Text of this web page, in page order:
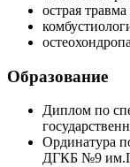
острая
Образование
Диплом по
Ординатура
ДГКБ №9